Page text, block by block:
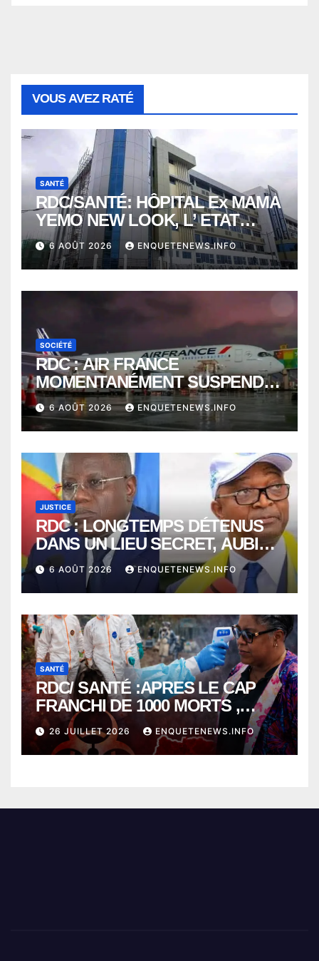
VOUS AVEZ RATÉ
SANTÉ
RDC/SANTÉ: HÔPITAL Ex MAMA
YEMO NEW LOOK, L’ ETAT
PERD LE CONTROLE
6 AOÛT 2026 ENQUETENEWS.INFO
SOCIÉTÉ
RDC : AIR FRANCE
MOMENTANÉMENT SUSPENDU
ENTRE KINSHASA ET PARIS ?
6 AOÛT 2026 ENQUETENEWS.INFO
JUSTICE
RDC : LONGTEMPS DÉTENUS
DANS UN LIEU SECRET, AUBIN
MINAKU ET EMMANUEL
SHADARY TRANSFÉRÉS À
L’AUDITORAT MILITAIRE
6 AOÛT 2026 ENQUETENEWS.INFO
SANTÉ
RDC/ SANTÉ :APRES LE CAP
FRANCHI DE 1000 MORTS ,
EBOLA BAT SON RECORD AVEC
PLUS DE 400 DÉCÈS EN
SEULEMENT UNE SEMAINE
26 JUILLET 2026 ENQUETENEWS.INFO